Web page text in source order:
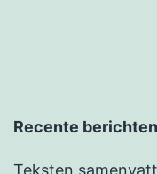
Recente berichten